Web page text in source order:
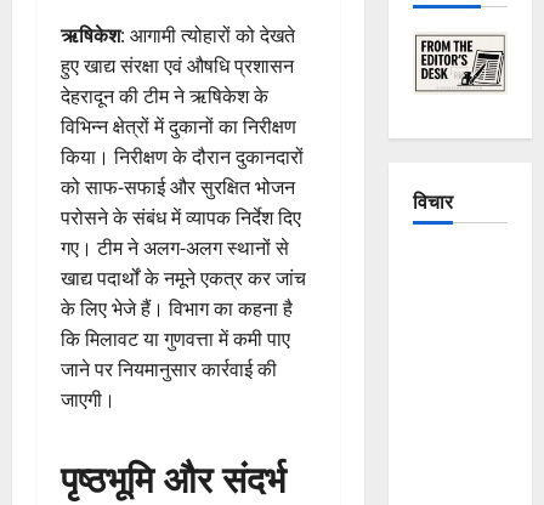
ऋषिकेश: आगामी त्योहारों को देखते
हुए खाद्य संरक्षा एवं औषधि प्रशासन
देहरादून की टीम ने ऋषिकेश के
विभिन्न क्षेत्रों में दुकानों का निरीक्षण
किया। निरीक्षण के दौरान दुकानदारों
को साफ-सफाई और सुरक्षित भोजन
परोसने के संबंध में व्यापक निर्देश दिए
गए। टीम ने अलग-अलग स्थानों से
खाद्य पदार्थों के नमूने एकत्र कर जांच
के लिए भेजे हैं। विभाग का कहना है
कि मिलावट या गुणवत्ता में कमी पाए
जाने पर नियमानुसार कार्रवाई की
जाएगी।
पृष्ठभूमि और संदर्भ
विचार